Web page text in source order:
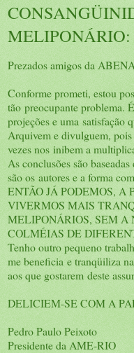
Prezados amigos da
Conforme prometi, estou
tão preocupante problema.
projeções e uma satisfação
Arquivem e divulguem, pois
vezes nos inibem a
As conclusões são
são os autores e a forma
ENTÃO JÁ PODEMOS, A
VIVERMOS MAIS
MELIPONÁRIOS, SEM A
COLMÉIAS DE
Tenho outro pequeno
me beneficia e tranqüiliza
aos que gostarem deste
DELICIEM-SE COM A
Pedro Paulo Peixoto
Presidente da AME-RIO